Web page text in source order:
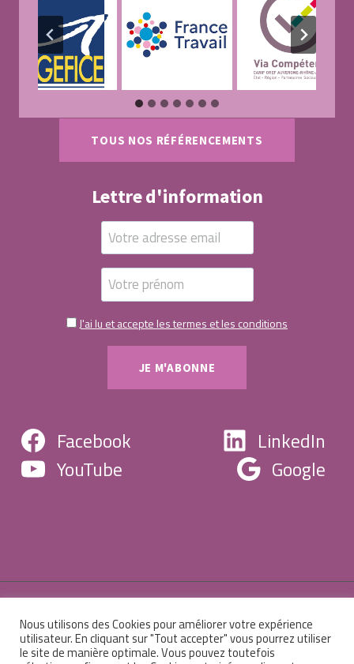
TOUS NOS RÉFÉRENCEMENTS
Lettre d'information
J'ai lu et accepte les termes et les conditions
Facebook
LinkedIn
YouTube
Google
© 2026 Centre de formation Christine Robert -
Mentions légales-Sitemap-Administration
Nous utilisons des Cookies pour améliorer votre expérience
utilisateur. En cliquant sur "Tout accepter" vous pourrez utiliser
le site de manière optimale. Vous pouvez toutefois